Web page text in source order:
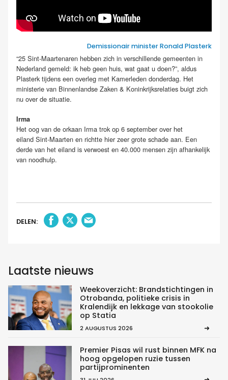
Demissionair minister Ronald Plasterk
“25 Sint-Maartenaren hebben zich in verschillende gemeenten in
Nederland gemeld: ik heb geen huis, wat gaat u doen?”, aldus
Plasterk tijdens een overleg met Kamerleden donderdag. Het
ministerie van Binnenlandse Zaken & Koninkrijksrelaties buigt zich
nu over de situatie.
Irma
Het oog van de orkaan Irma trok op 6 september over het
eiland Sint-Maarten en richtte hier zeer grote schade aan. Een
derde van het eiland is verwoest en 40.000 mensen zijn afhankelijk
van noodhulp.
DELEN:
Laatste nieuws
Weekoverzicht: Brandstichtingen in
Otrobanda, politieke crisis in
Kralendijk en lekkage van stookolie
op Statia
2 AUGUSTUS 2026
Premier Pisas wil rust binnen MFK na
hoog opgelopen ruzie tussen
partijprominenten